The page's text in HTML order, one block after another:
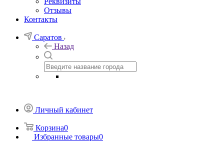
Отзывы
Контакты
Саратов
Назад
Личный кабинет
Корзина0
Избранные товары0